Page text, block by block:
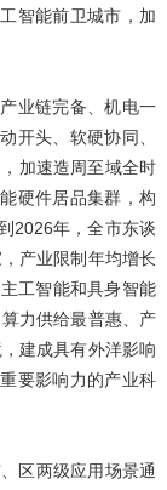
智能前卫城市，加
业链完备、机电一
开头、软硬协同、
加速造周至域全时
硬件居品集群，构
2026年，全市东谈
产业限制年均增长
工智能和具身智能
力供给最普惠、产
建成具有外洋影响
要影响力的产业科
区两级应用场景通